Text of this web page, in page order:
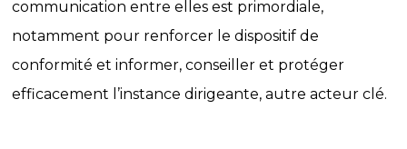
communication entre elles est primordiale,
notamment pour renforcer le dispositif de
conformité et informer, conseiller et protéger
efficacement l’instance dirigeante, autre acteur clé.